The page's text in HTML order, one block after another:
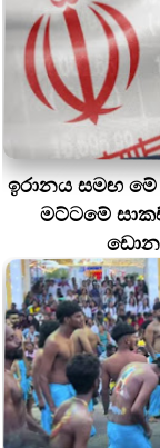
ඉරානය සමඟ
මට්ටමේ